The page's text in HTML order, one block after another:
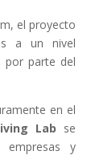
el proyecto
a un nivel
por parte del
en el
Lab se
empresas y